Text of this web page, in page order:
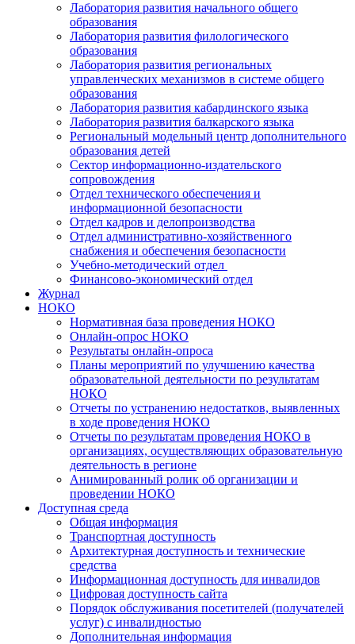
Лаборатория развития начального общего
образования
Лаборатория развития филологического
образования
Лаборатория развития региональных
управленческих механизмов в системе общего
образования
Лаборатория развития кабардинского языка
Лаборатория развития балкарского языка
Региональный модельный центр дополнительного
образования детей
Сектор информационно-издательского
сопровождения
Отдел технического обеспечения и
информационной безопасности
Отдел кадров и делопроизводства
Отдел административно-хозяйственного
снабжения и обеспечения безопасности
Учебно-методический отдел
Финансово-экономический отдел
Журнал
НОКО
Нормативная база проведения НОКО
Онлайн-опрос НОКО
Результаты онлайн-опроса
Планы мероприятий по улучшению качества
образовательной деятельности по результатам
НОКО
Отчеты по устранению недостатков, выявленных
в ходе проведения НОКО
Отчеты по результатам проведения НОКО в
организациях, осуществляющих образовательную
деятельность в регионе
Анимированный ролик об организации и
проведении НОКО
Доступная среда
Общая информация
Транспортная доступность
Архитектурная доступность и технические
средства
Информационная доступность для инвалидов
Цифровая доступность сайта
Порядок обслуживания посетителей (получателей
услуг) с инвалидностью
Дополнительная информация